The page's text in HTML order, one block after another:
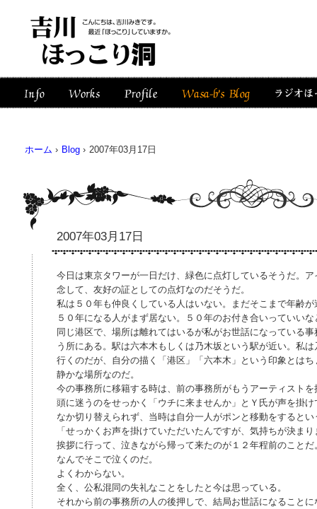
ホーム › Blog › 2007年03月17日
2007年03月17日
今日は東京タワーが一日だけ、緑色に点灯しているそうだ。
念して、友好の証としての点灯なのだそうだ。
私は５０年も仲良くしている人はいない。まだそこまで年齢
５０年になる人がまず居ない。５０年のお付き合いっていい
同じ港区で、場所は離れてはいるが私がお世話になっている
う所にある。駅は六本木もしくは乃木坂という駅が近い。私
行くのだが、自分の描く「港区」「六本木」という印象とは
静かな場所なのだ。
今の事務所に移籍する時は、前の事務所がもうアーティスト
頭に迷うのをせっかく「ウチに来ませんか」とＹ氏が声を掛
なか切り替えられず、当時は自分一人がポンと移動をすると
「せっかくお声を掛けていただいたんですが、気持ちが決ま
挨拶に行って、泣きながら帰って来たのが１２年程前のことだ
なんでそこで泣くのだ。
よくわからない。
全く、公私混同の失礼なことをしたと今は思っている。
それから前の事務所の人の後押しで、結局お世話になること